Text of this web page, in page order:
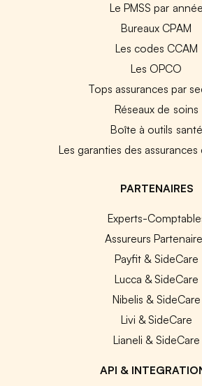
Le PMSS par année
Bureaux CPAM
Les codes CCAM
Les OPCO
Tops assurances par
Réseaux de soins
Boîte à outils santé
Les garanties des
PARTENAIRES
Experts-
Assureurs
Payfit & SideCare
Lucca & SideCare
Nibelis & SideCare
Livi & SideCare
Lianeli & SideCare
API &